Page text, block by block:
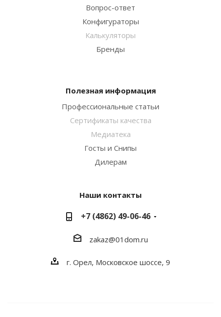
Вопрос-ответ
Конфигураторы
Калькуляторы
Бренды
Полезная информация
Профессиональные статьи
Сертификаты качества
Медиатека
Госты и Снипы
Дилерам
Наши контакты
+7 (4862) 49-06-46
zakaz@01dom.ru
г. Орел, Московское шоссе, 9